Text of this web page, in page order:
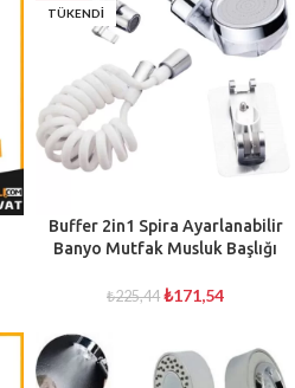
TÜKENDI
Buffer 2in1 Spira Ayarlanabilir
Banyo Mutfak Musluk Başlığı
₺225,44 ₺171,54